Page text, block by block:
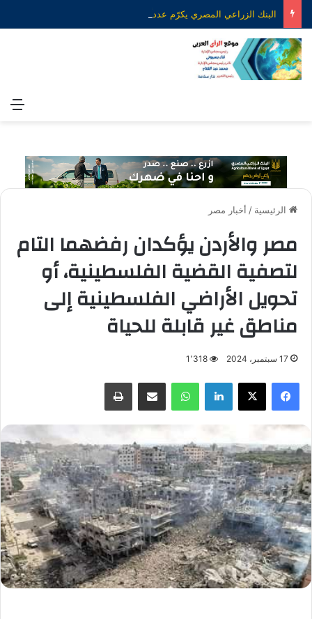
الرئيسية / أخبار مصر
مصر والأردن يؤكدان رفضهما التام
لتصفية القضية الفلسطينية، أو
تحويل الأراضي الفلسطينية إلى
مناطق غير قابلة للحياة
17 سبتمبر، 2024 1٬318
فيسبوك X لينكدإن واتساب مشاركة عبر البريد طباعة